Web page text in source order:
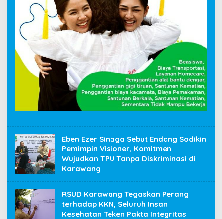
Eben Ezer Sinaga Sebut Endang Sodikin
Pemimpin Visioner, Komitmen
Wujudkan TPU Tanpa Diskriminasi di
Karawang
RSUD Karawang Tegaskan Perang
terhadap KKN, Seluruh Insan
Kesehatan Teken Pakta Integritas